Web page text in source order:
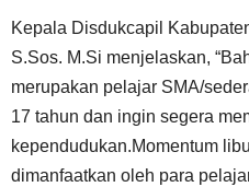
Kepala Disdukcapil
S.Sos. M.Si menjelaskan,
merupakan pelajar SMA/
17 tahun dan ingin segera
kependudukan.Momentum
dimanfaatkan oleh para